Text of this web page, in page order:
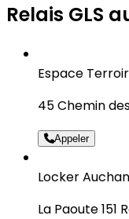
Relais GLS
Espace
45 Chemin
Appeler
Locker
La Paoute 151